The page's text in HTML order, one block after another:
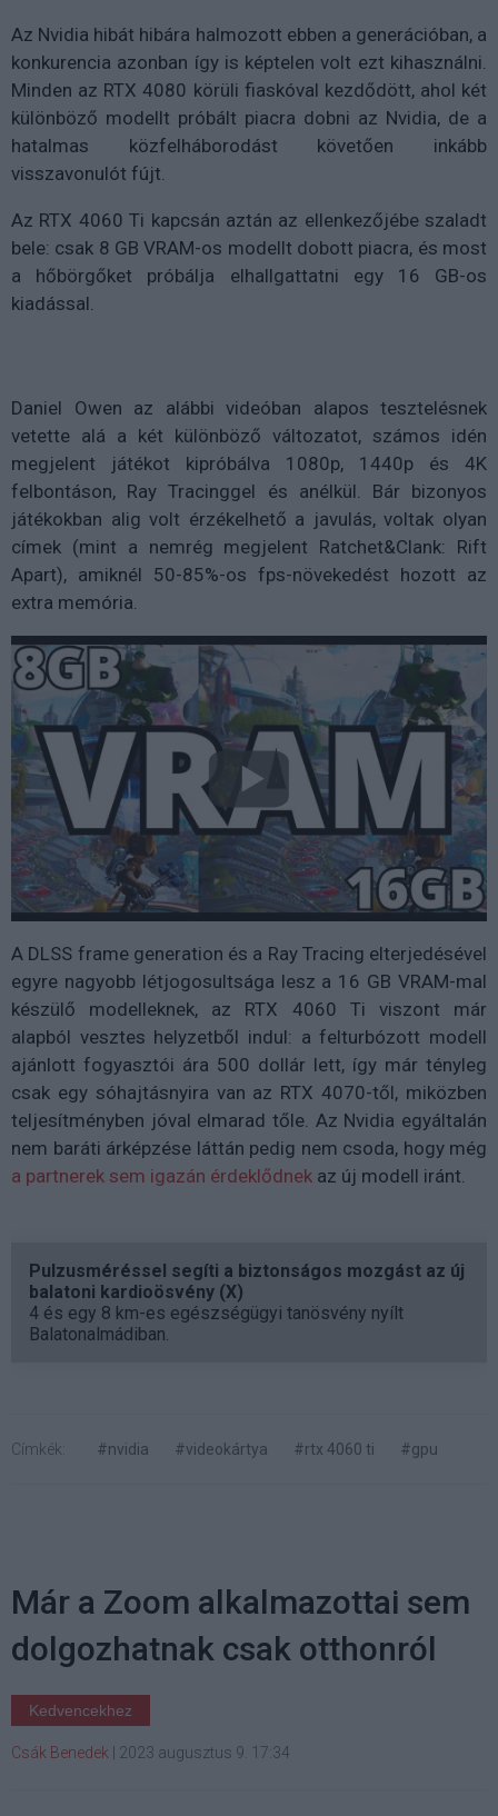
Az Nvidia hibát hibára halmozott ebben a generációban, a
konkurencia azonban így is képtelen volt ezt kihasználni.
Minden az RTX 4080 körüli fiaskóval kezdődött, ahol két
különböző modellt próbált piacra dobni az Nvidia, de a
hatalmas közfelháborodást követően inkább
visszavonulót fújt.
Az RTX 4060 Ti kapcsán aztán az ellenkezőjébe szaladt
bele: csak 8 GB VRAM-os modellt dobott piacra, és most
a hőbörgőket próbálja elhallgattatni egy 16 GB-os
kiadással.
Daniel Owen az alábbi videóban alapos tesztelésnek
vetette alá a két különböző változatot, számos idén
megjelent játékot kipróbálva 1080p, 1440p és 4K
felbontáson, Ray Tracinggel és anélkül. Bár bizonyos
játékokban alig volt érzékelhető a javulás, voltak olyan
címek (mint a nemrég megjelent Ratchet&Clank: Rift
Apart), amiknél 50-85%-os fps-növekedést hozott az
extra memória.
A DLSS frame generation és a Ray Tracing elterjedésével
egyre nagyobb létjogosultsága lesz a 16 GB VRAM-mal
készülő modelleknek, az RTX 4060 Ti viszont már
alapból vesztes helyzetből indul: a felturbózott modell
ajánlott fogyasztói ára 500 dollár lett, így már tényleg
csak egy sóhajtásnyira van az RTX 4070-től, miközben
teljesítményben jóval elmarad tőle. Az Nvidia egyáltalán
nem baráti árképzése láttán pedig nem csoda, hogy még
a partnerek sem igazán érdeklődnek az új modell iránt.
Pulzusméréssel segíti a biztonságos mozgást az új
balatoni kardioösvény (X)
4 és egy 8 km-es egészségügyi tanösvény nyílt
Balatonalmádiban.
Címkék: #nvidia #videokártya #rtx 4060 ti #gpu
Már a Zoom alkalmazottai sem
dolgozhatnak csak otthonról
Kedvencekhez
Csák Benedek 2023 augusztus 9. 17:34